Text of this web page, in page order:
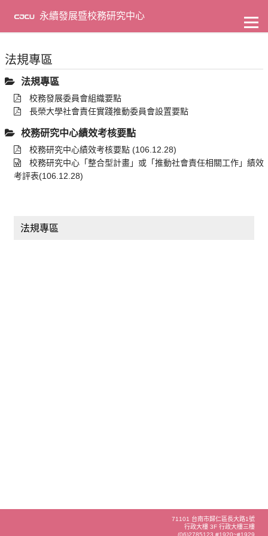
主
容
永續發展暨校務研究中心
法規專區
法規專區
校務發展委員會組織要點
長榮大學社會責任實踐推動委員會設置要點
校務研究中心績效考核要點
校務研究中心績效考核要點 (106.12.28)
校務研究中心「整合型計畫」或「推動社會責任相關工作」績效
考評表(106.12.28)
法規專區
71101 台南市歸仁區長大路1號
行政大樓 3F 行政大樓三樓